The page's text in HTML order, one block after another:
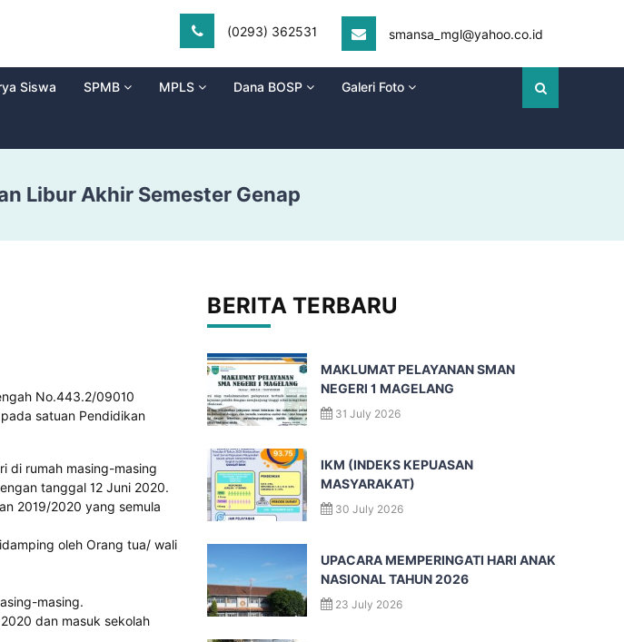
(0293) 362531 smansa_mgl@yahoo.co.id
Siswa SPMB MPLS Dana BOSP Galeri Foto
Libur Akhir Semester Genap
No.443.2/09010
satuan Pendidikan
di rumah masing-masing
tanggal 12 Juni 2020.
2019/2020 yang semula
oleh Orang tua/ wali
masing.
dan masuk sekolah
BERITA TERBARU
MAKLUMAT PELAYANAN SMAN
NEGERI 1 MAGELANG
31 July 2026
IKM (INDEKS KEPUASAN
MASYARAKAT)
30 July 2026
UPACARA MEMPERINGATI HARI ANAK
NASIONAL TAHUN 2026
23 July 2026